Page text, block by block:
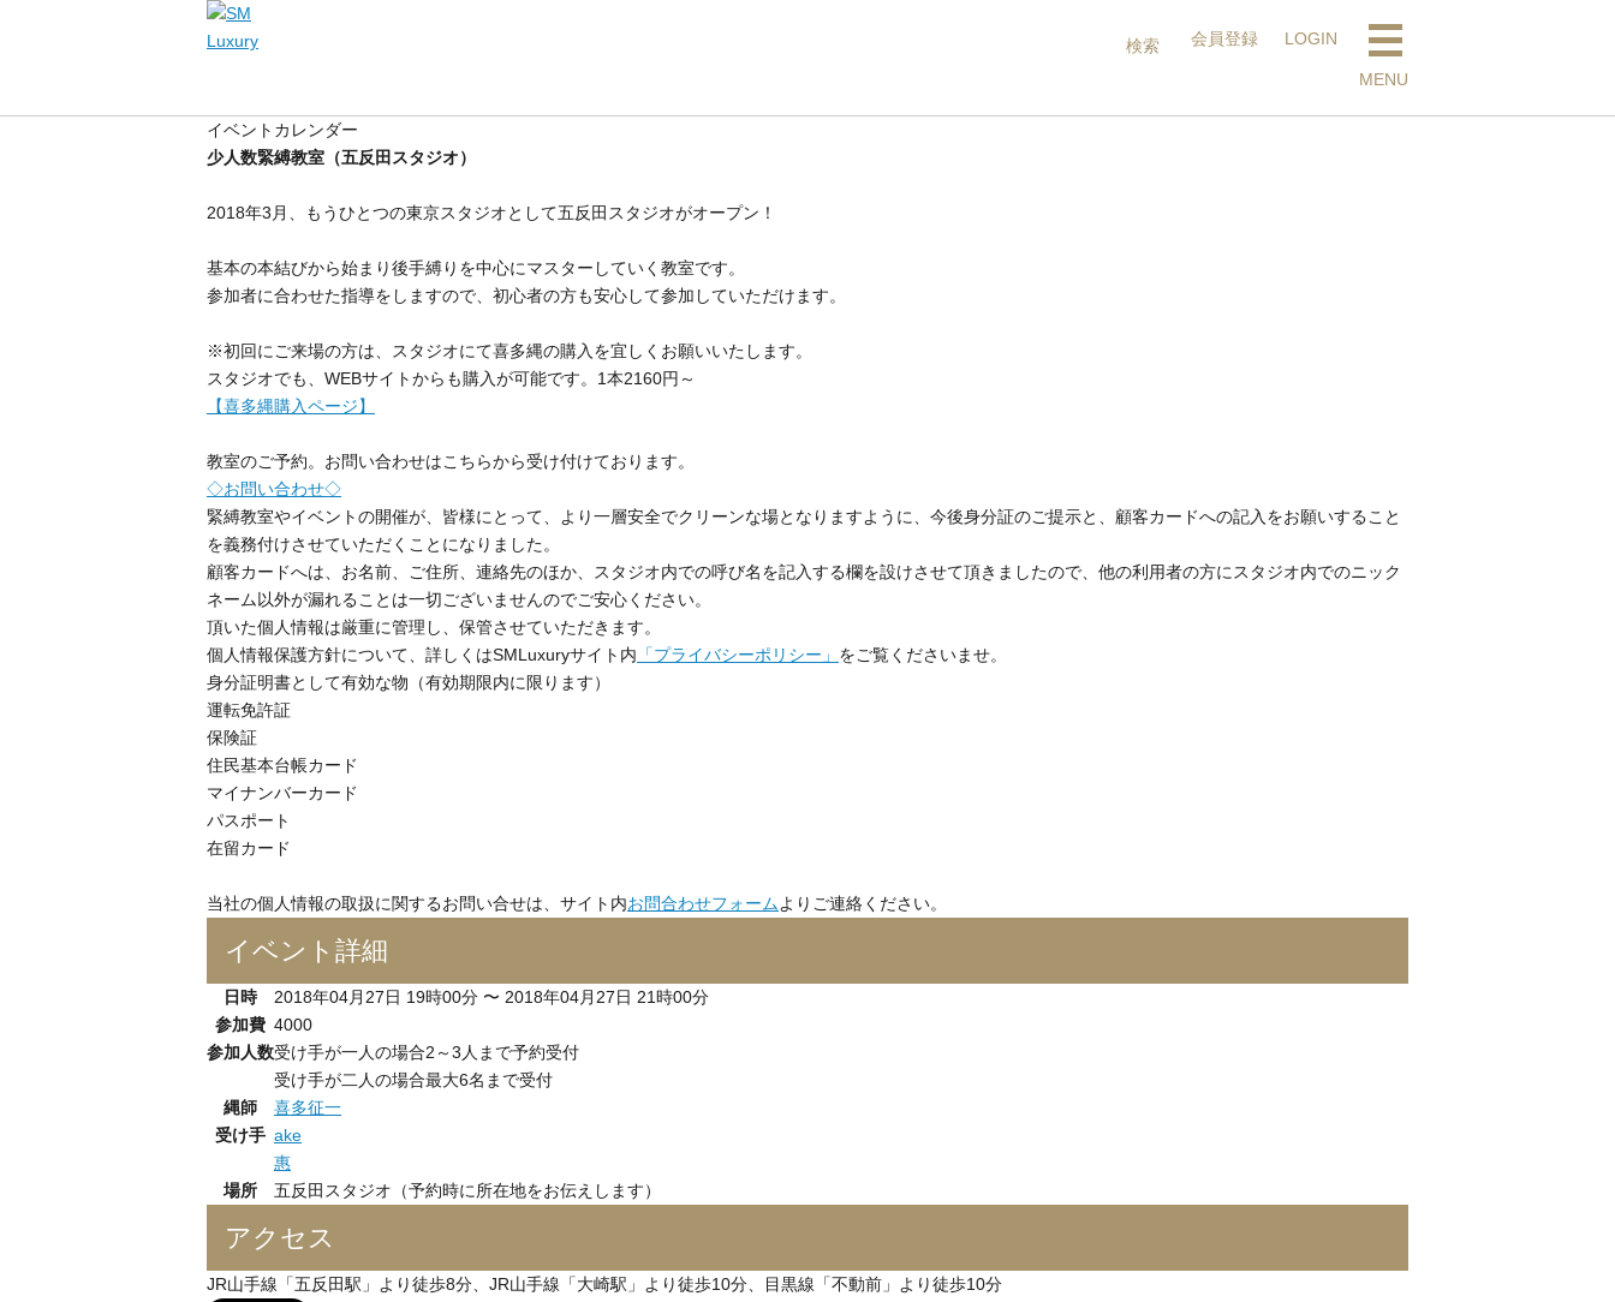
検索 会員登録 LOGIN
MENU
イベントカレンダー
少人数緊縛教室（五反田スタジオ）
2018年3月、もうひとつの東京スタジオとして五反田スタジオがオープン！
基本の本結びから始まり後手縛りを中心にマスターしていく教室です。
参加者に合わせた指導をしますので、初心者の方も安心して参加していただけます。
※初回にご来場の方は、スタジオにて喜多縄の購入を宜しくお願いいたします。
スタジオでも、WEBサイトからも購入が可能です。1本2160円～
【喜多縄購入ページ】
教室のご予約。お問い合わせはこちらから受け付けております。
◇お問い合わせ◇
緊縛教室やイベントの開催が、皆様にとって、より一層安全でクリーンな場となりますように、今後身分証のご提示と、顧客カードへの記入をお願いすること
を義務付けさせていただくことになりました。
顧客カードへは、お名前、ご住所、連絡先のほか、スタジオ内での呼び名を記入する欄を設けさせて頂きましたので、他の利用者の方にスタジオ内でのニック
ネーム以外が漏れることは一切ございませんのでご安心ください。
頂いた個人情報は厳重に管理し、保管させていただきます。
個人情報保護方針について、詳しくはSMLuxuryサイト内 「プライバシーポリシー」 をご覧くださいませ。
身分証明書として有効な物（有効期限内に限ります）
運転免許証
保険証
住民基本台帳カード
マイナンバーカード
パスポート
在留カード
当社の個人情報の取扱に関するお問い合せは、サイト内お問合わせフォームよりご連絡ください。
イベント詳細
日時
2018年04月27日 19時00分 〜 2018年04月27日 21時00分
参加費 4000
参加人数受け手が一人の場合2～3人まで予約受付
受け手が二人の場合最大6名まで受付
縄師
喜多征一
受け手 ake
惠
場所
五反田スタジオ（予約時に所在地をお伝えします）
アクセス
JR山手線「五反田駅」より徒歩8分、JR山手線「大崎駅」より徒歩10分、目黒線「不動前」より徒歩10分